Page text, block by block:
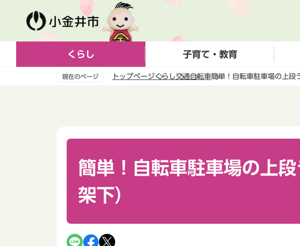
ー
くらし 子育て・教育
現在のページ トップページくらし交通 自転車簡単！自転車駐車場の上段
簡単！自転車駐車場の上
架下）